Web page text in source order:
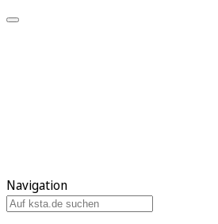
Navigation